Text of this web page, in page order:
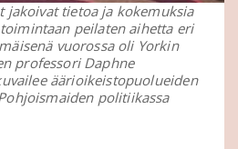
jakoivat tietoa ja kokemuksia
peilaten aihetta eri
vuorossa oli Yorkin
professori Daphne
äärioikeistopuolueiden
politiikassa